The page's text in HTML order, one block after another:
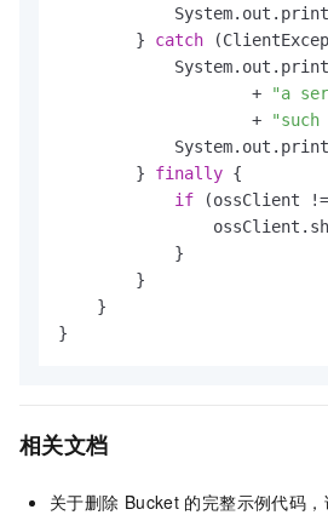
        }
catch
                    +
"a
                    +
        }
finally {
if (ossClient !=
            }
        }
    }
}
相关文档
关于删除 Bucket 的完整示例代码